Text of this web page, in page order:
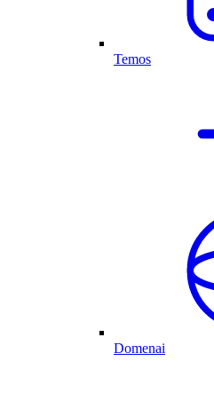
Temos
Domenai